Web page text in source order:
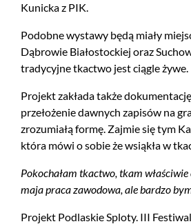
Kunicka z PIK.
Podobne wystawy będą miały
Dąbrowie Białostockiej oraz
tradycyjne tkactwo jest ciągle żywe.
Projekt zakłada także
przełożenie dawnych zapisów na
zrozumiałą formę. Zajmie się tym
która mówi o sobie że wsiąkła w
Pokochałam tkactwo, tkam
maja praca zawodowa, ale bardzo
Projekt Podlaskie Sploty. III